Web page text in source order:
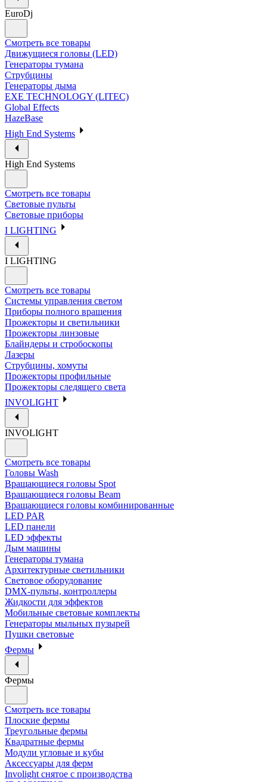
EuroDj
Смотреть все товары
Движущиеся головы (LED)
Генераторы тумана
Струбцины
Генераторы дыма
EXE TECHNOLOGY (LITEC)
Global Effects
HazeBase
High End Systems
High End Systems
Смотреть все товары
Световые пульты
Световые приборы
I LIGHTING
I LIGHTING
Смотреть все товары
Системы управления светом
Приборы полного вращения
Прожекторы и светильники
Прожекторы линзовые
Блайндеры и стробоскопы
Лазеры
Струбцины, хомуты
Прожекторы профильные
Прожекторы следящего света
INVOLIGHT
INVOLIGHT
Смотреть все товары
Головы Wash
Вращающиеся головы Spot
Вращающиеся головы Beam
Вращающиеся головы комбинированные
LED PAR
LED панели
LED эффекты
Дым машины
Генераторы тумана
Архитектурные светильники
Световое оборудование
DMX-пульты, контроллеры
Жидкости для эффектов
Мобильные световые комплекты
Генераторы мыльных пузырей
Пушки световые
Фермы
Фермы
Смотреть все товары
Плоские фермы
Треугольные фермы
Квадратные фермы
Модули угловые и кубы
Аксессуары для ферм
Involight снятое с производства